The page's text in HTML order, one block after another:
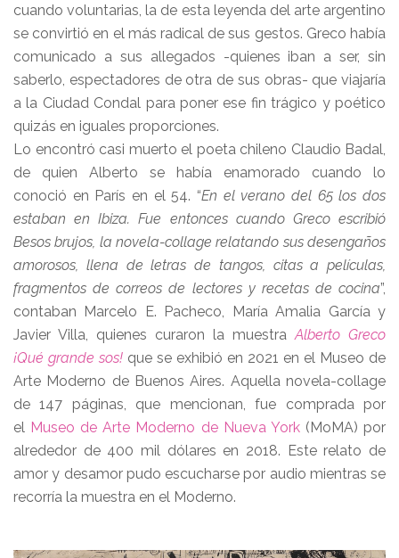
cuando voluntarias, la de esta leyenda del arte argentino
se convirtió en el más radical de sus gestos. Greco había
comunicado a sus allegados -quienes iban a ser, sin
saberlo, espectadores de otra de sus obras- que viajaría
a la Ciudad Condal para poner ese fin trágico y poético
quizás en iguales proporciones.
Lo encontró casi muerto el poeta chileno Claudio Badal,
de quien Alberto se había enamorado cuando lo
conoció en París en el 54. “En el verano del 65 los dos
estaban en Ibiza. Fue entonces cuando Greco escribió
Besos brujos, la novela-collage relatando sus desengaños
amorosos, llena de letras de tangos, citas a películas,
fragmentos de correos de lectores y recetas de cocina”,
contaban Marcelo E. Pacheco, María Amalia García y
Javier Villa, quienes curaron la muestraAlberto Greco
¡Qué grande sos! que se exhibió en 2021 en el Museo de
Arte Moderno de Buenos Aires. Aquella novela-collage
de 147 páginas, que mencionan, fue comprada por
el Museo de Arte Moderno de Nueva York(MoMA) por
alrededor de 400 mil dólares en 2018. Este relato de
amor y desamor pudo escucharse por audio mientras se
recorría la muestra en el Moderno.